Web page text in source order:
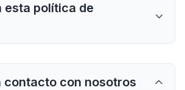
esta política de
contacto con nosotros